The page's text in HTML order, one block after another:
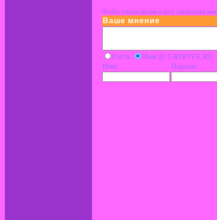
Чтобы узнать время и дату написания
Ваше мнение
Гость
Имя @ GROOVE.RU
Имя:
Пароль: